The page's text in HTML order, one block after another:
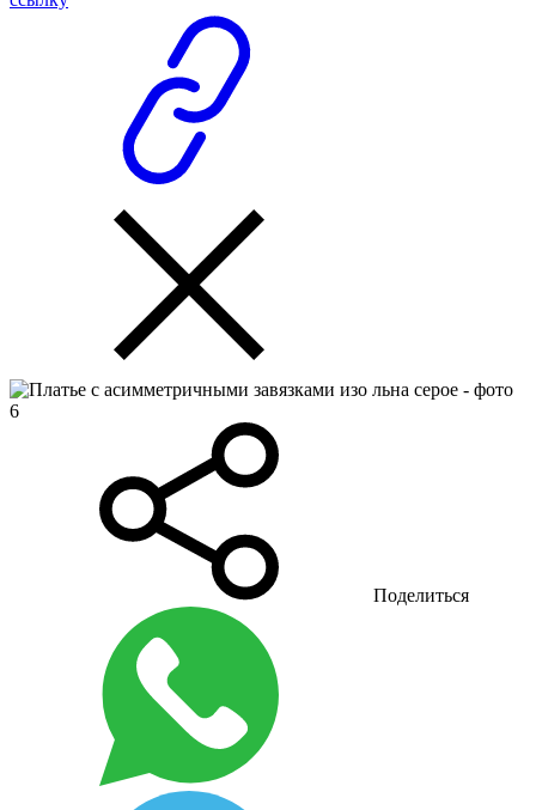
Поделиться